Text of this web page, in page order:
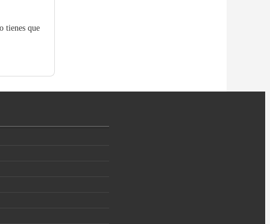
tienes que